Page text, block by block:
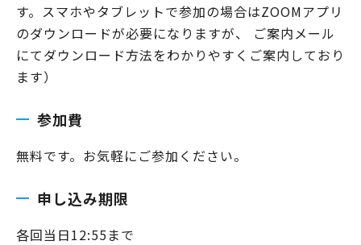
す。スマホやタブレットで参加の場合はZOOMアプリ
のダウンロードが必要になりますが、 ご案内メール
にてダウンロード方法をわかりやすくご案内しており
ます）
参加費
無料です。お気軽にご参加ください。
申し込み期限
各回当日12:55まで